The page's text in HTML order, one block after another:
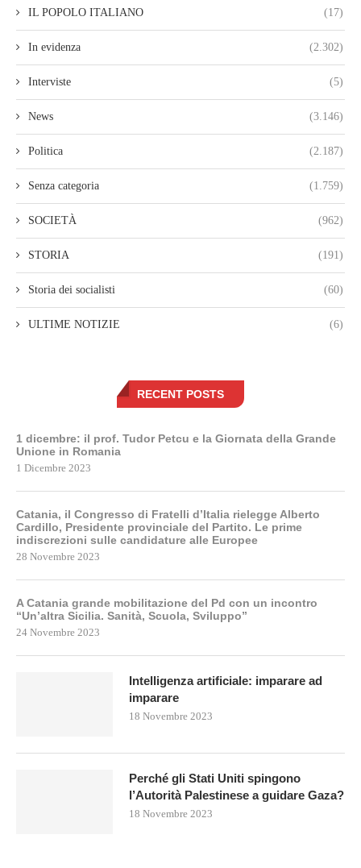
IL POPOLO ITALIANO (17)
In evidenza (2.302)
Interviste (5)
News (3.146)
Politica (2.187)
Senza categoria (1.759)
SOCIETÀ (962)
STORIA (191)
Storia dei socialisti (60)
ULTIME NOTIZIE (6)
RECENT POSTS
1 dicembre: il prof. Tudor Petcu e la Giornata della Grande
Unione in Romania
1 Dicembre 2023
Catania, il Congresso di Fratelli d’Italia rielegge Alberto
Cardillo, Presidente provinciale del Partito. Le prime
indiscrezioni sulle candidature alle Europee
28 Novembre 2023
A Catania grande mobilitazione del Pd con un incontro
“Un’altra Sicilia. Sanità, Scuola, Sviluppo”
24 Novembre 2023
Intelligenza artificiale: imparare ad
imparare
18 Novembre 2023
Perché gli Stati Uniti spingono
l’Autorità Palestinese a guidare Gaza?
18 Novembre 2023